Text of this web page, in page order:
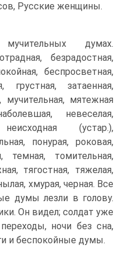
Русские женщины.
думах.
безрадостная,
беспросветная,
грустная, затаенная,
мучительная, мятежная
невеселая,
(устар.),
понурая, роковая,
темная, томительная,
тягостная, тяжелая,
хмурая, черная. Все
думы лезли в голову.
Он видел; солдат уже
ночи без сна,
и беспокойные думы.